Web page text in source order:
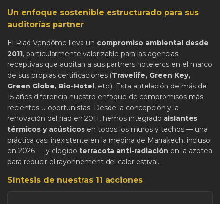
Un enfoque sostenible estructurado para sus
auditorías partner
El Riad Vendôme lleva un compromiso ambiental desde
2011, particularmente valorizable para las agencias
receptivas que auditan a sus partners hoteleros en el marco
de sus propias certificaciones (Travelife, Green Key,
Green Globe, Bio-Hotel, etc.). Esta antelación de más de
15 años diferencia nuestro enfoque de compromisos más
recientes u oportunistas. Desde la concepción y la
renovación del riad en 2011, hemos integrado aislantes
térmicos y acústicos en todos los muros y techos — una
práctica casi inexistente en la medina de Marrakech, incluso
en 2026 — y elegido terracota anti-radiación en la azotea
para reducir el rayonnement del calor estival.
Síntesis de nuestras 11 acciones